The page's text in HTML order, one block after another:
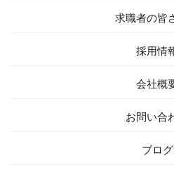
求職者の皆
採用情
会社概
お問い合
ブログ